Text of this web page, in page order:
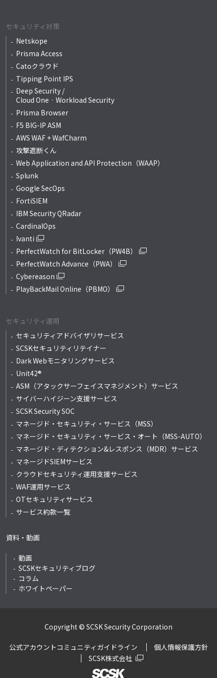
セキュリティ対策
Netskope
Prisma Access
Catoクラウド
Tipping Point IPS
Deep Security /
Cloud One‐Workload Security
Prisma Browser
F5 BIG-IP ASM
AWS WAF + WafCharm
攻撃遮断くん
Web Application and API Protection（WAAP）
Splunk
Google SecOps
FortiSIEM
IBM Security QRadar
CardinalOps
Ivanti
PerfectWatch for BitLocker（PW4B）
PerfectWatch Advance（PWA）
Cybereason
PlayBackMail Online（PBMO）
セキュリティ運用
セキュリティアドバイザリサービス
SCSKセキュリティリテイナー
Dark Webモニタリングサービス
Unit42®
ASM（アタックサーフェイスマネジメント）サービス
サイバーハイジーン支援サービス
SCSK Security SOC
マネージド・セキュリティ・サービス（MSS）
マネージド・セキュリティ・サービス・オート （MSS-AUTO）
マネージド・ディテクション&レスポンス （MDR）サービス
マネージドSIEMサービス
クラウドセキュリティ運用支援サービス
WAF運用サービス
OTセキュリティサービス
サービス約款一覧
資料・動画
動画
SCSKセキュリティブログ
コラム
ホワイトペーパー
Copyright © SCSK Security Corporation
公式アカウントコミュニティガイドライン
個人情報保護方針
SCSK株式会社